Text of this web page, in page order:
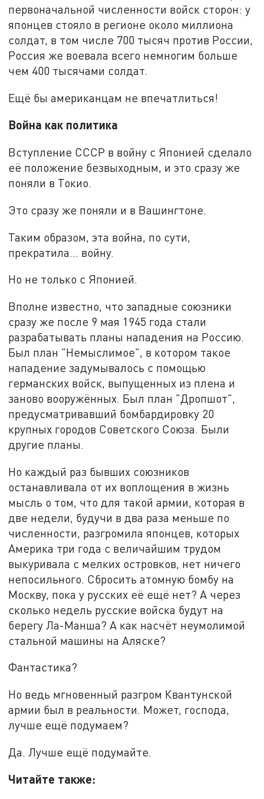
первоначальной численности войск сторон: у
японцев стояло в регионе около миллиона
солдат, в том числе 700 тысяч против России,
Россия же воевала всего немногим больше
чем 400 тысячами солдат.
Ещё бы американцам не впечатлиться!
Война как политика
Вступление СССР в войну с Японией сделало
её положение безвыходным, и это сразу же
поняли в Токио.
Это сразу же поняли и в Вашингтоне.
Таким образом, эта война, по сути,
прекратила... войну.
Но не только с Японией.
Вполне известно, что западные союзники
сразу же после 9 мая 1945 года стали
разрабатывать планы нападения на Россию.
Был план "Немыслимое", в котором такое
нападение задумывалось с помощью
германских войск, выпущенных из плена и
заново вооружённых. Был план "Дропшот",
предусматривавший бомбардировку 20
крупных городов Советского Союза. Были
другие планы.
Но каждый раз бывших союзников
останавливала от их воплощения в жизнь
мысль о том, что для такой армии, которая в
две недели, будучи в два раза меньше по
численности, разгромила японцев, которых
Америка три года с величайшим трудом
выкуривала с мелких островков, нет ничего
непосильного. Сбросить атомную бомбу на
Москву, пока у русских её ещё нет? А через
сколько недель русские войска будут на
берегу Ла-Манша? А как насчёт неумолимой
стальной машины на Аляске?
Фантастика?
Но ведь мгновенный разгром Квантунской
армии был в реальности. Может, господа,
лучше ещё подумаем?
Да. Лучше ещё подумайте.
Читайте также: